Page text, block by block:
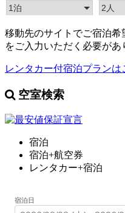
移動先のサイトでご宿泊
をご入力いただく必要があ
レンタカー付宿泊プランは
空室検索
宿泊
宿泊+航空券
レンタカー+宿泊
宿泊日